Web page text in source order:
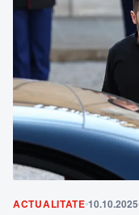
ACTUALITATE 10.10.2025